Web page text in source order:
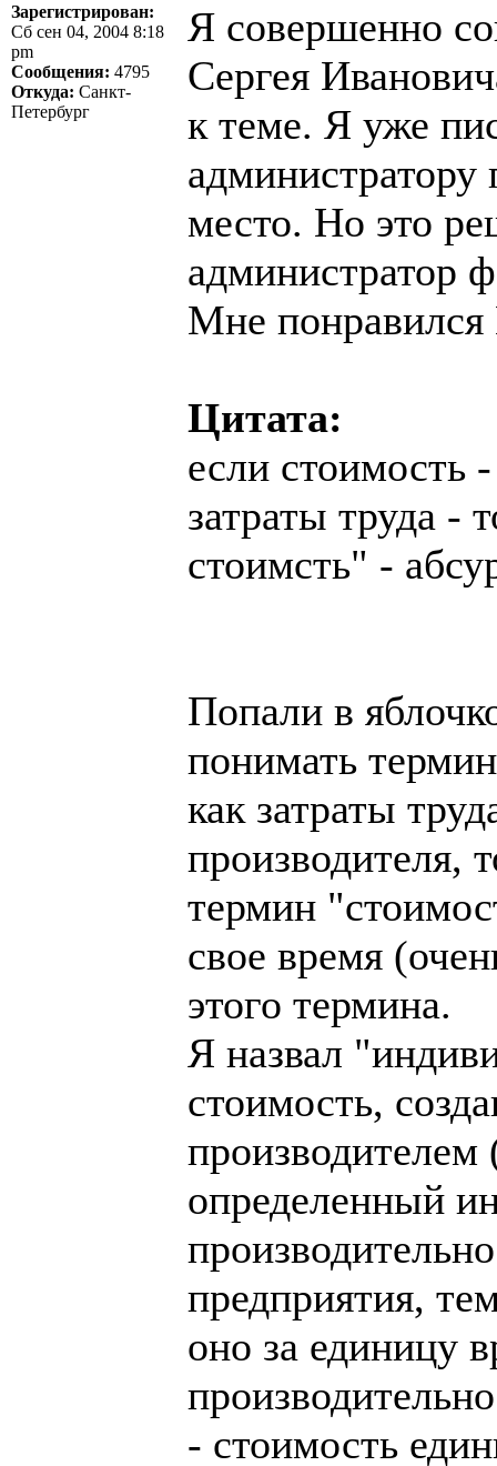
Зарегистрирован:
Сб сен 04, 2004 8:18
pm
Сообщения: 4795
Откуда: Санкт-
Петербург
Я совершенно
Сергея
к теме. Я уже
администратору
место. Но это
администратор
Мне
Цитата:
если стоимость
затраты труда -
стоимсть" -
Попали в
понимать
как затраты
производителя,
термин
свое время
этого термина.
Я назвал
стоимость,
производителем
определенный
предприятия,
оно за единицу
- стоимость